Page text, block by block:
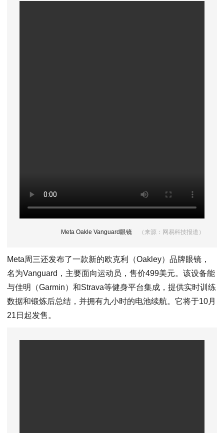
Meta Oakle Vanguard眼镜 （来源：网易科技报道）
Meta周三还发布了一款新的欧克利（Oakley）品牌眼镜，
名为Vanguard，主要面向运动员，售价499美元。该设备能
与佳明（Garmin）和Strava等健身平台集成，提供实时训练
数据和锻炼后总结，并拥有九小时的电池续航。它将于10月
21日起发售。